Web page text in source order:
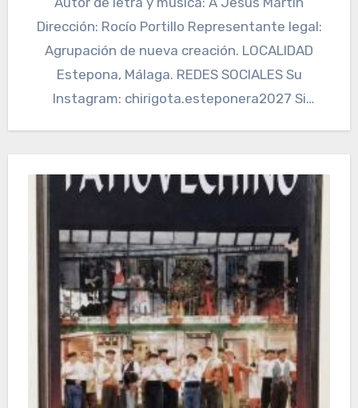
Dirección: Rocío Portillo Representante legal:
Agrupación de nueva creación. LOCALIDAD
Estepona, Málaga. REDES SOCIALES Su
Instagram: chirigota.esteponera2027 Si